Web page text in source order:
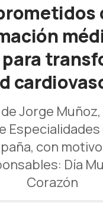
Jorge
Especialidades
con
Día
Corazón